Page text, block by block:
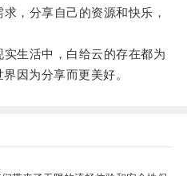
分享自己的资源和快乐，
生活中，白给云的存在都为
因为分享而更美好。